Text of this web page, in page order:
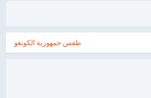
طقس جمهورية الكونغو